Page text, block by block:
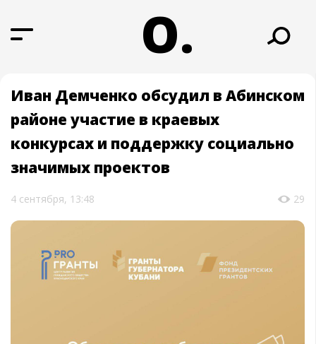
О.
Иван Демченко обсудил в Абинском
районе участие в краевых
конкурсах и поддержку социально
значимых проектов
4 сентября, 13:48 29